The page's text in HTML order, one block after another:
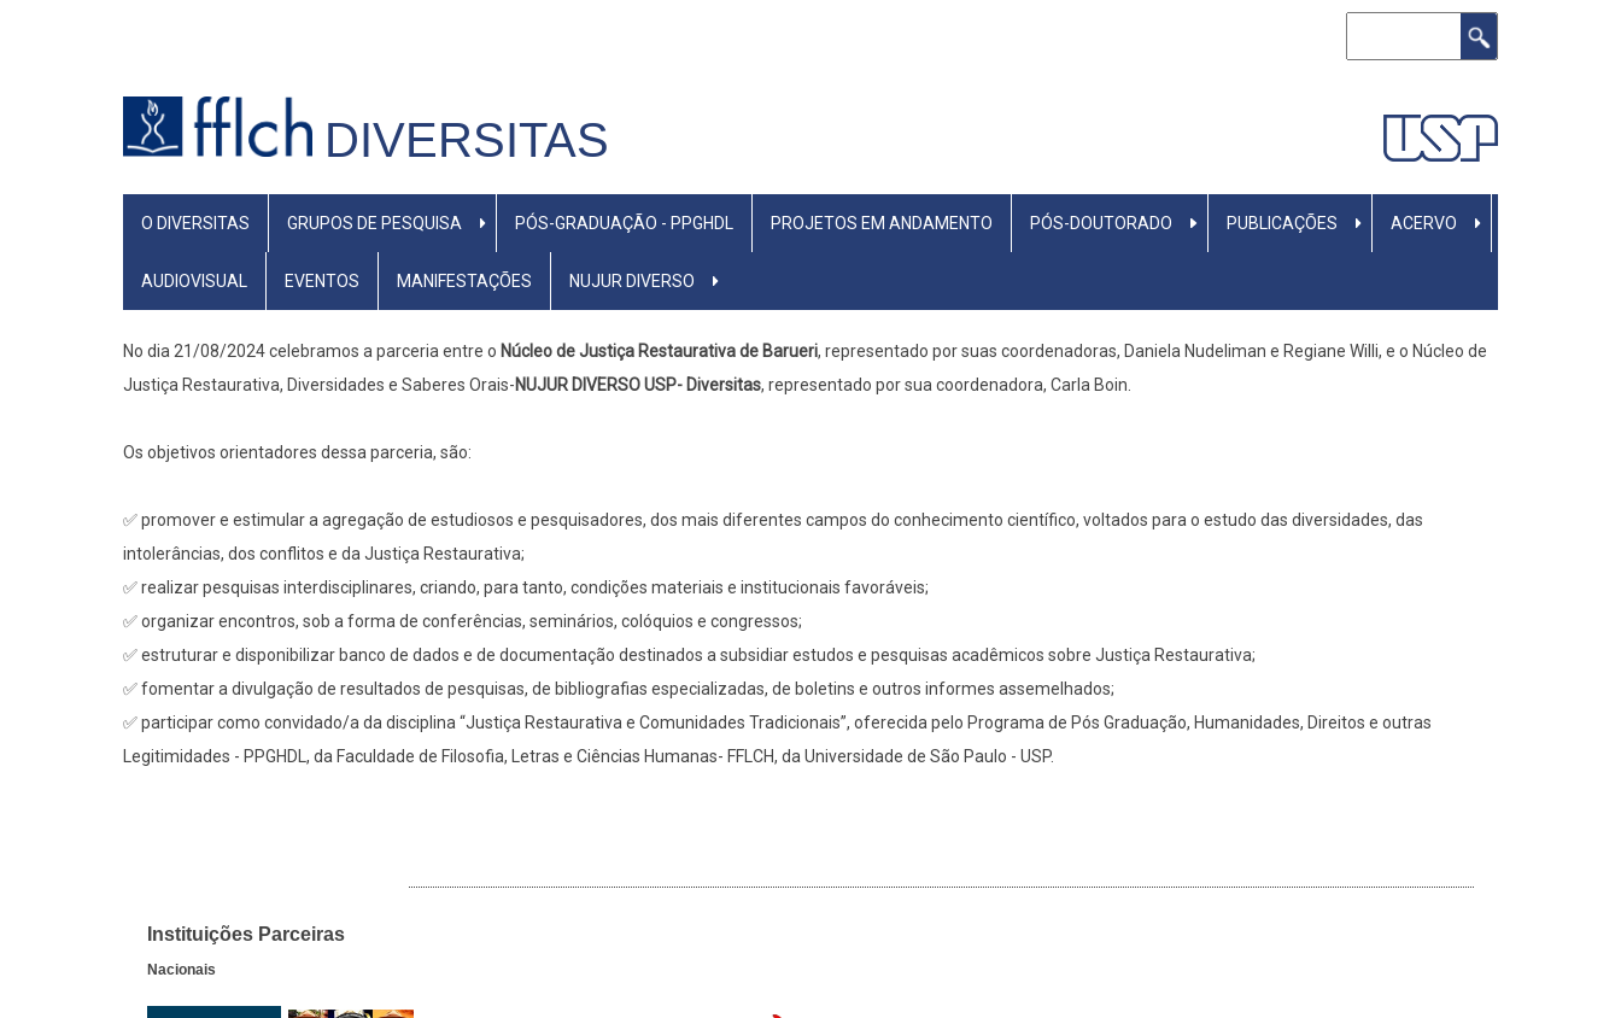
DIVERSITAS
PRIMARY
O DIVERSITAS GRUPOS DE PESQUISA PÓS-GRADUAÇÃO - PPGHDL PROJETOS EM ANDAMENTO PÓS-DOUTORADO PUBLICAÇÕES ACERVO
AUDIOVISUAL EVENTOS MANIFESTAÇÕES NUJUR DIVERSO
No dia 21/08/2024 celebramos a parceria entre o Núcleo de Justiça Restaurativa de Barueri, representado por suas coordenadoras, Daniela Nudeliman e Regiane Willi, e o Núcleo de
Justiça Restaurativa, Diversidades e Saberes Orais-NUJUR DIVERSO USP- Diversitas, representado por sua coordenadora, Carla Boin.
Os objetivos orientadores dessa parceria, são:
✅ promover e estimular a agregação de estudiosos e pesquisadores, dos mais diferentes campos do conhecimento científico, voltados para o estudo das diversidades, das
intolerâncias, dos conflitos e da Justiça Restaurativa;
✅ realizar pesquisas interdisciplinares, criando, para tanto, condições materiais e institucionais favoráveis;
✅ organizar encontros, sob a forma de conferências, seminários, colóquios e congressos;
✅ estruturar e disponibilizar banco de dados e de documentação destinados a subsidiar estudos e pesquisas acadêmicos sobre Justiça Restaurativa;
✅ fomentar a divulgação de resultados de pesquisas, de bibliografias especializadas, de boletins e outros informes assemelhados;
✅ participar como convidado/a da disciplina “Justiça Restaurativa e Comunidades Tradicionais”, oferecida pelo Programa de Pós Graduação, Humanidades, Direitos e outras
Legitimidades - PPGHDL, da Faculdade de Filosofia, Letras e Ciências Humanas- FFLCH, da Universidade de São Paulo - USP.
Instituições Parceiras
Nacionais